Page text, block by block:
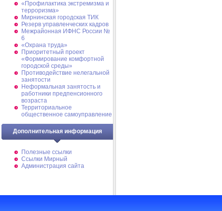
«Профилактика экстремизма и
терроризма»
Мирнинская городская ТИК
Резерв управленческих кадров
Межрайонная ИФНС России №
6
«Охрана труда»
Приоритетный проект
«Формирование комфортной
городской среды»
Противодействие нелегальной
занятости
Неформальная занятость и
работники предпенсионного
возраста
Территориальное
общественное самоуправление
Дополнительная информация
Полезные ссылки
Ссылки Мирный
Администрация сайта